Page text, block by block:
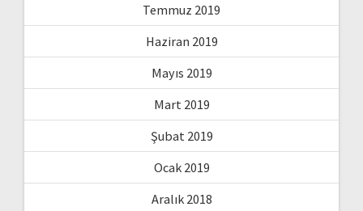
Temmuz 2019
Haziran 2019
Mayıs 2019
Mart 2019
Şubat 2019
Ocak 2019
Aralık 2018